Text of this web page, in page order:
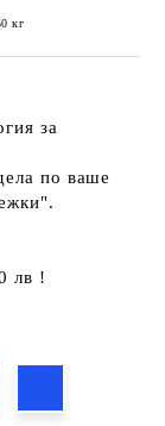
кг
за
по ваше
лв !